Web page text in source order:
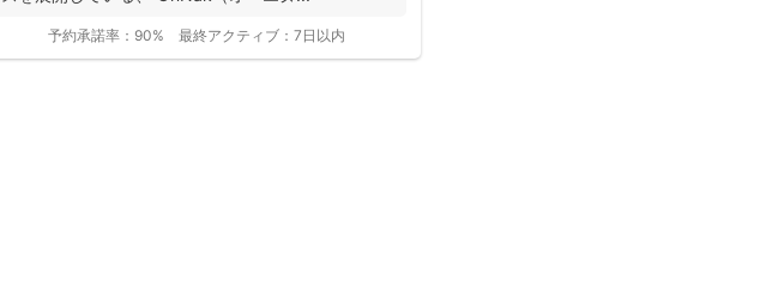
予約承諾率： 90% 最終アクティブ： 7日以内